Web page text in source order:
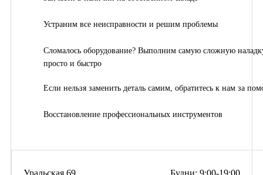
Устраним все неисправности и решим проблемы
Сломалось оборудование? Выполним самую сложную
просто и быстро
Если нельзя заменить деталь самим, обратитесь к нам за
Восстановление профессиональных инструментов
Будни: 9:00-19:00
Уральская 69